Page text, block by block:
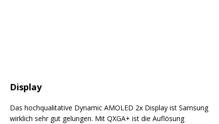
Display
Das hochqualitative Dynamic AMOLED 2x Display ist Samsung
wirklich sehr gut gelungen. Mit QXGA+ ist die Auflösung